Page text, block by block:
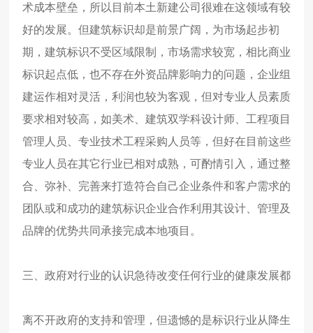
术成本壁垒，所以目前本土新建公司很难在这领域有较
好的发展。但建筑标识却是前景广阔，为市场起步初
期，建筑标识不受区域限制，市场需求较宽，相比商业
标识起点低，也不存在外资品牌影响力的问题，企业组
建运作相对灵活，利润也较为客观，但对专业人员素质
要求相对较高，如美术、建筑双学科设计师、工程项目
管理人员、专业技术工程采购人员等，但好在目前这些
专业人员在其它行业已相对成熟，可酌情引入，通过整
合、弥补、完善来打造符合自己企业条件和客户需求的
团队或和成功的建筑标识企业合作利用其设计、管理及
品牌的优势共同承接完成本地项目。
三、政府对行业的认识急待改变任何行业的健康发展都
离不开政府的支持和管理，但遗憾的是标识行业从降生